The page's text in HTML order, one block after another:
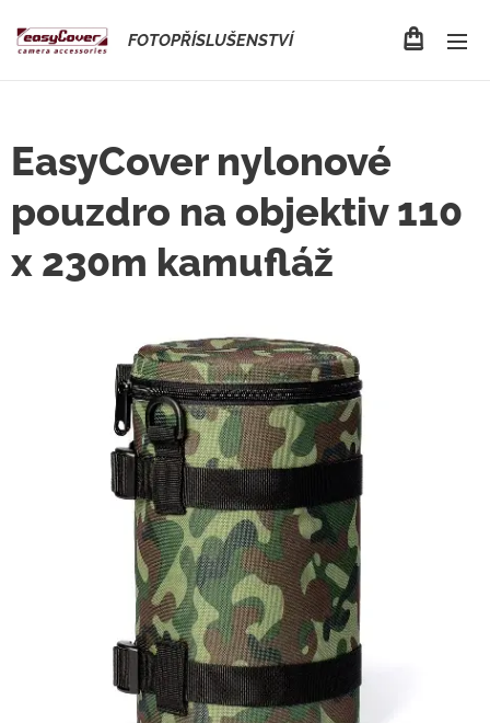
FOTOPŘÍSLUŠENSTVÍ
EasyCover nylonové
pouzdro na objektiv 110
x 230m kamufláž